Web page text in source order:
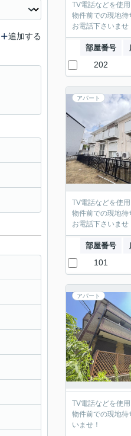
TV電話などを使
物件前での現地
お電話下さいませ
部屋番号
202
アパート
TV電話などを使
物件前での現地
お電話下さいませ
部屋番号
101
アパート
TV電話などを使
物件前での現地
いませ！
追加する